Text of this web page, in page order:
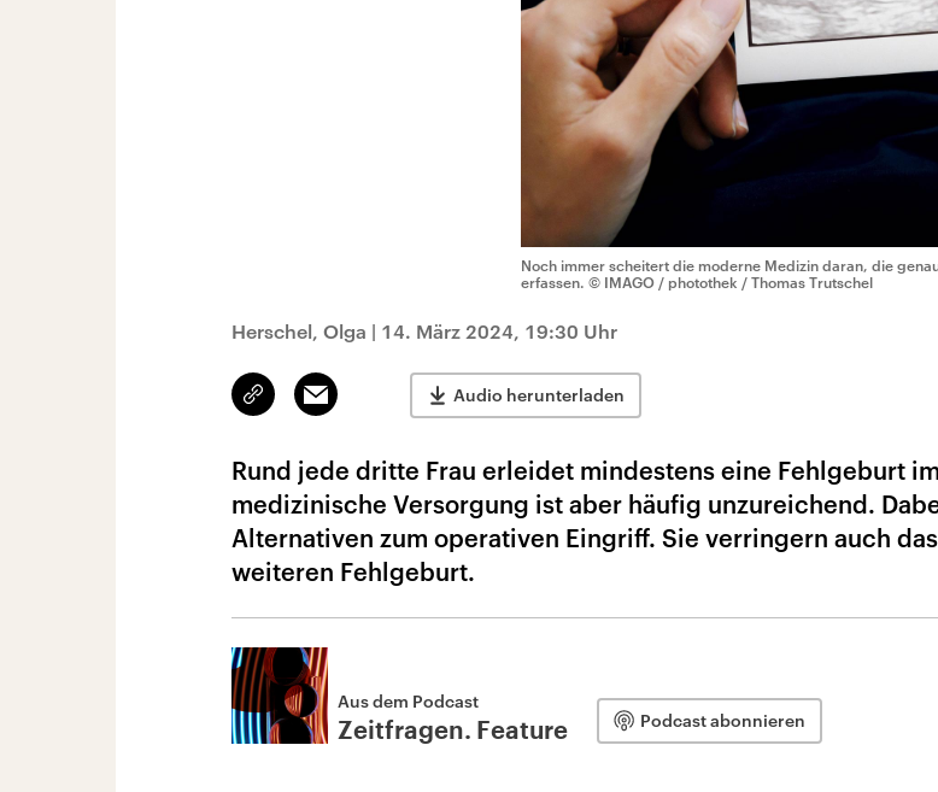
Noch immer scheitert die moderne Medizin daran, die
erfassen. © IMAGO / photothek / Thomas Trutschel
Herschel, Olga | 14. März 2024, 19:30 Uhr
Link
kopieren/teilen
Email Audio herunterladen
Rund jede dritte Frau erleidet mindestens eine Fehlgeburt
medizinische Versorgung ist aber häufig unzureichend.
Alternativen zum operativen Eingriff. Sie verringern auch
weiteren Fehlgeburt.
Aus dem Podcast
Zeitfragen. Feature Podcast abonnieren